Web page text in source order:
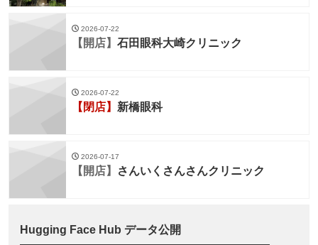
2026-07-22
【開店】 石田眼科大崎クリニック
2026-07-22
【閉店】 新橋眼科
2026-07-17
【開店】 さんいくさんさんクリニック
Hugging Face Hub データ公開